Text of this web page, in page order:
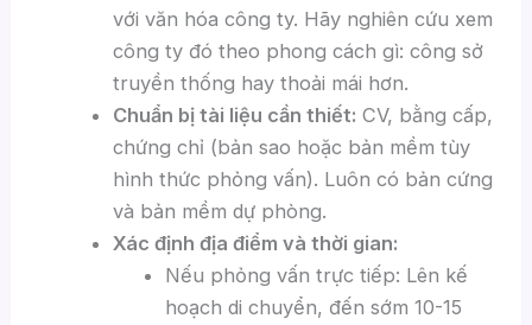
với văn hóa công ty. Hãy nghiên cứu xem
công ty đó theo phong cách gì: công sở
truyền thống hay thoải mái hơn.
Chuẩn bị tài liệu cần thiết: CV, bằng cấp,
chứng chỉ (bản sao hoặc bản mềm tùy
hình thức phỏng vấn). Luôn có bản cứng
và bản mềm dự phòng.
Xác định địa điểm và thời gian:
Nếu phỏng vấn trực tiếp: Lên kế
hoạch di chuyển, đến sớm 10-15